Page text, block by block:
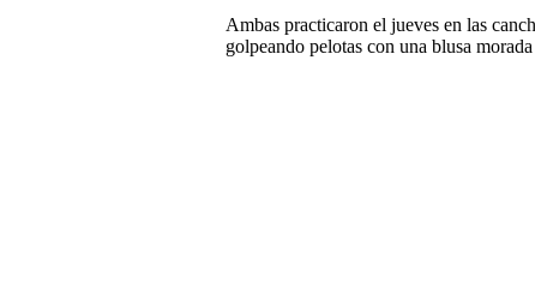
Ambas practicaron el jueves en las
golpeando pelotas con una blusa